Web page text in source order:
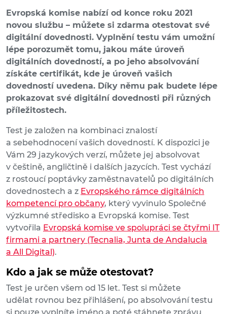
Evropská komise nabízí od konce roku 2021
novou službu – můžete si zdarma otestovat své
digitální dovednosti. Vyplnění testu vám umožní
lépe porozumět tomu, jakou máte úroveň
digitálních dovedností, a po jeho absolvování
získáte certifikát, kde je úroveň vašich
dovedností uvedena. Díky němu pak budete lépe
prokazovat své digitální dovednosti při různých
příležitostech.
Test je založen na kombinaci znalostí
a sebehodnocení vašich dovedností. K dispozici je
Vám 29 jazykových verzí, můžete jej absolvovat
v češtině, angličtině i dalších jazycích. Test vychází
z rostoucí poptávky zaměstnavatelů po digitálních
dovednostech a z Evropského rámce digitálních
kompetencí pro občany, který vyvinulo Společné
výzkumné středisko a Evropská komise. Test
vytvořila Evropská komise ve spolupráci se čtyřmi IT
firmami a partnery (Tecnalia, Junta de Andalucia
a All Digital).
Kdo a jak se může otestovat?
Test je určen všem od 15 let. Test si můžete
udělat rovnou bez přihlášení, po absolvování testu